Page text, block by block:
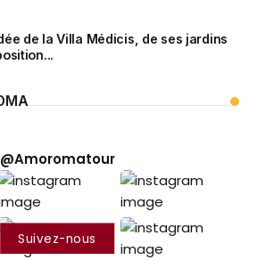
de la Villa Médicis, de ses jardins
@Amoromatour
Suivez-nous